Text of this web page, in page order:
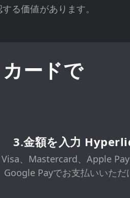
る価値があります。
ードで
3.金額を入力
Visa、Mastercard、Apple
Google Payでお支払いいただ